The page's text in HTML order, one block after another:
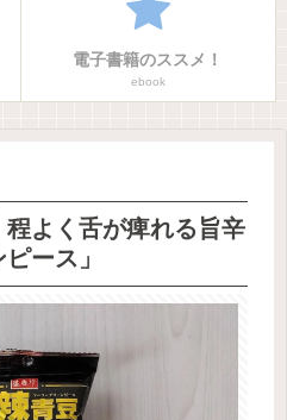
電子書籍のススメ！
ebook
程よく舌が痺れる旨辛
ース」